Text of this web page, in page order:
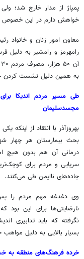
پمپاژ از مدار خارج شد؛
خواهش دارم در این خصوص
معاون امور زنان و خانواد
رامهرمز و رامشیربه دلیل
به همین دلیل نشست کردن
طی مسیر مردم اندیکا
مجسدسلیمان
بهروزآذر با انتقاد از اینکه
بحث بیمارستان هر چهار
درمانی آن هم بدون هیچ
سرپایی و مردم برای
جاده‌های ناایمن طی می‌کنند.
وی دغدغه مهم مردم را
نارضایتی‌ها برای این
نگرفته که باید تدابیری
بسیار بالایی به دلیل مواهب
خرده فرهنگ‌های منطقه به